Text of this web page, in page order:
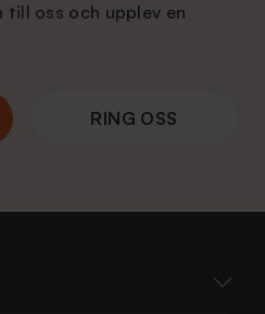
till oss och upplev en
RING OSS